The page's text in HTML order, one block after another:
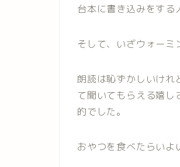
台本に書き込みをする
そして、いざウォーミ
朗読は恥ずかしいけれ
て聞いてもらえる嬉
的でした。
おやつを食べたらいよ